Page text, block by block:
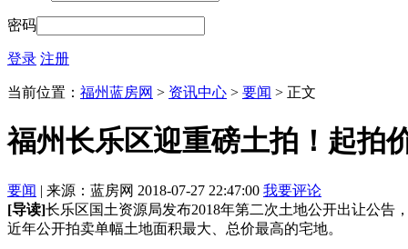
密码
登录 注册
当前位置： 福州蓝房网 > 资讯中心 > 要闻 > 正文
福州长乐区迎重磅土拍！起拍
要闻 | 来源：蓝房网 2018-07-27 22:47:00 我要评论
[导读]长乐区国土资源局发布2018年第二次土地公开出让公告
近年公开拍卖单幅土地面积最大、总价最高的宅地。